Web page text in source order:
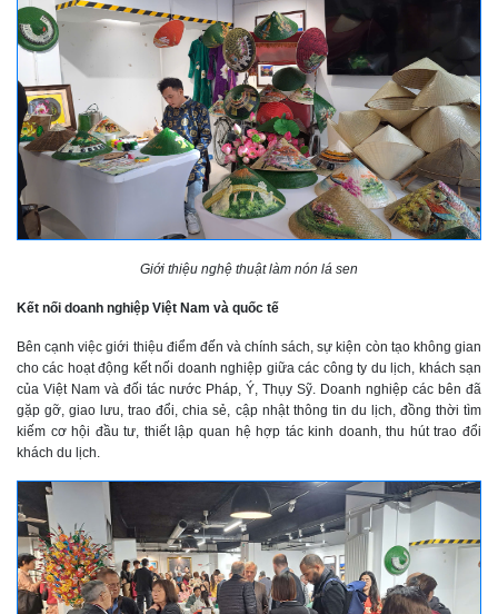
Giới thiệu nghệ thuật làm nón lá sen
Kết nối doanh nghiệp Việt Nam và quốc tế
Bên cạnh việc giới thiệu điểm đến và chính sách, sự kiện còn tạo không gian
cho các hoạt động kết nối doanh nghiệp giữa các công ty du lịch, khách sạn
của Việt Nam và đối tác nước Pháp, Ý, Thụy Sỹ. Doanh nghiệp các bên đã
gặp gỡ, giao lưu, trao đổi, chia sẻ, cập nhật thông tin du lịch, đồng thời tìm
kiếm cơ hội đầu tư, thiết lập quan hệ hợp tác kinh doanh, thu hút trao đổi
khách du lịch.